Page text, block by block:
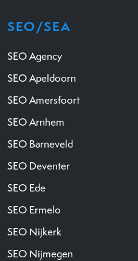
SEO/SEA
SEO Agency
SEO Apeldoorn
SEO Amersfoort
SEO Arnhem
SEO Barneveld
SEO Deventer
SEO Ede
SEO Ermelo
SEO Nijkerk
SEO Nijmegen